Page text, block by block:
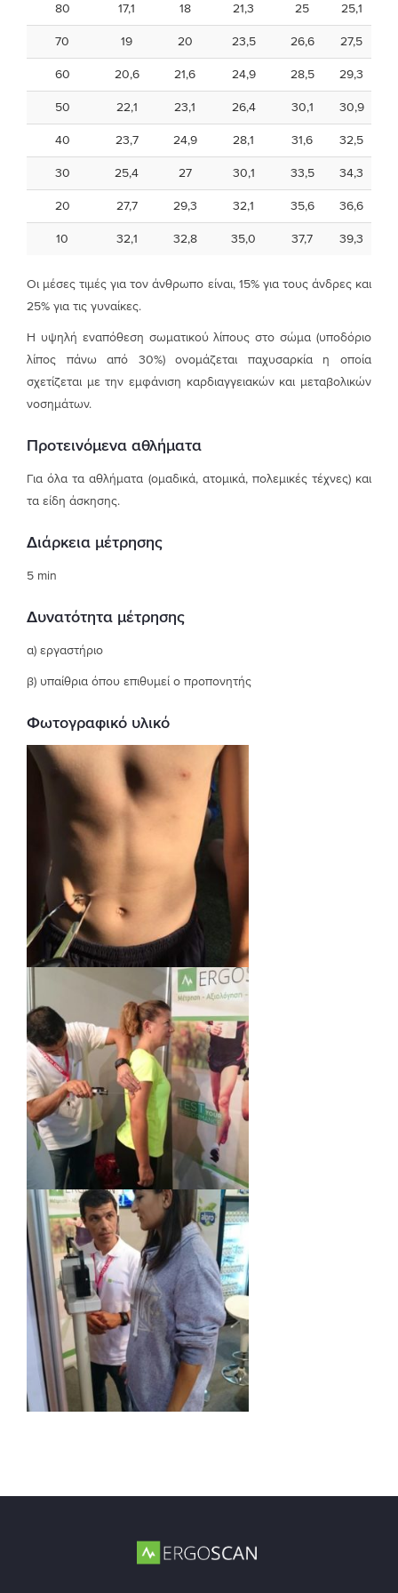
80 17,1 18 21,3 25 25,1
70 19 20 23,5 26,6 27,5
60 20,6 21,6 24,9 28,5 29,3
50 22,1 23,1 26,4 30,1 30,9
40 23,7 24,9 28,1 31,6 32,5
30 25,4 27 30,1 33,5 34,3
20 27,7 29,3 32,1 35,6 36,6
10 32,1 32,8 35,0 37,7 39,3
Οι μέσες τιμές για τον άνθρωπο είναι, 15% για τους άνδρες και
25% για τις γυναίκες.
Η υψηλή εναπόθεση σωματικού λίπους στο σώμα (υποδόριο
λίπος πάνω από 30%) ονομάζεται παχυσαρκία η οποία
σχετίζεται με την εμφάνιση καρδιαγγειακών και μεταβολικών
νοσημάτων.
Προτεινόμενα αθλήματα
Για όλα τα αθλήματα (ομαδικά, ατομικά, πολεμικές τέχνες) και
τα είδη άσκησης.
Διάρκεια μέτρησης
5 min
Δυνατότητα μέτρησης
α) εργαστήριο
β) υπαίθρια όπου επιθυμεί ο προπονητής
Φωτογραφικό υλικό